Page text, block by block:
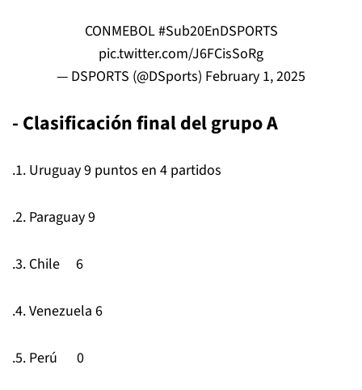
CONMEBOL#Sub20EnDSPORTS
pic.twitter.com/J6FCisSoRg
— DSPORTS (@DSports) February 1, 2025
- Clasificación final del grupo A
.1. Uruguay 9 puntos en 4 partidos
.2. Paraguay 9
.3. Chile 6
.4. Venezuela 6
.5. Perú 0